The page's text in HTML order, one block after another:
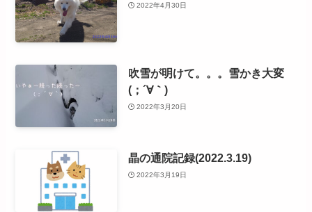
2022年4月30日
吹雪が明けて。。。雪かき大変
(；´∀｀)
2022年3月20日
晶の通院記録(2022.3.19)
2022年3月19日